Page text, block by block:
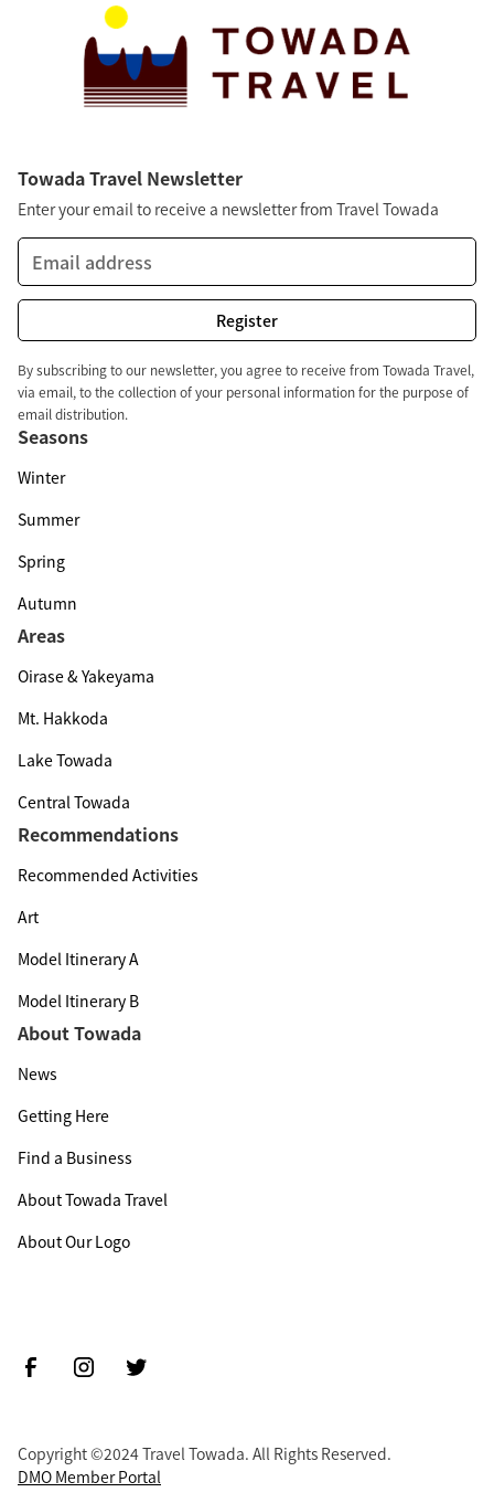
Towada Travel Newsletter
Enter your email to receive a newsletter from Travel Towada
By subscribing to our newsletter, you agree to receive from Towada Travel,
via email, to the collection of your personal information for the purpose of
email distribution.
Seasons
Winter
Summer
Spring
Autumn
Areas
Oirase & Yakeyama
Mt. Hakkoda
Lake Towada
Central Towada
Recommendations
Recommended Activities
Art
Model Itinerary A
Model Itinerary B
About Towada
News
Getting Here
Find a Business
About Towada Travel
About Our Logo
Copyright ©2024 Travel Towada. All Rights Reserved.
DMO Member Portal